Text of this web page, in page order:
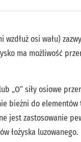
osi wału)
ma możliwość
„O” siły osiowe
bieżni do elementów
jest zastosowanie
łożyska luzowanego.